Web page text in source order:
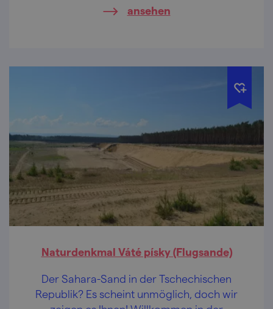
Kreuzfahrt auf der Wasserstraße!
ansehen
Naturdenkmal Váté písky (Flugsande)
Der Sahara-Sand in der Tschechischen
Republik? Es scheint unmöglich, doch wir